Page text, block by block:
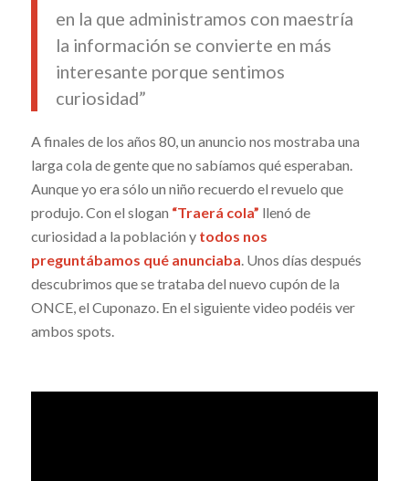
en la que administramos con maestría
la información se convierte en más
interesante porque sentimos
curiosidad”
A finales de los años 80, un anuncio nos mostraba una
larga cola de gente que no sabíamos qué esperaban.
Aunque yo era sólo un niño recuerdo el revuelo que
produjo. Con el slogan “Traerá cola” llenó de
curiosidad a la población y todos nos
preguntábamos qué anunciaba . Unos días después
descubrimos que se trataba del nuevo cupón de la
ONCE, el Cuponazo. En el siguiente video podéis ver
ambos spots.